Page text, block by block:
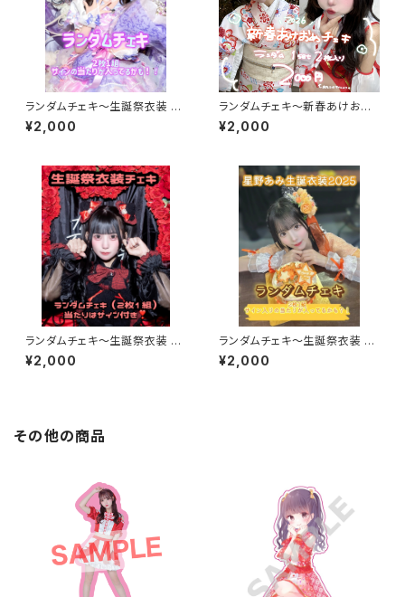
ランダムチェキ〜生誕祭衣装 20
26 ver.～【櫻井 さり】
¥2,000
ランダムチェキ〜新春あけおめ
チェキ～【水城 こま】
¥2,000
ランダムチェキ〜生誕祭衣装 20
26 ver.～【神楽 いのり】
¥2,000
ランダムチェキ〜生誕祭衣装 20
25 ver.～【星野 あみ】
¥2,000
その他の商品